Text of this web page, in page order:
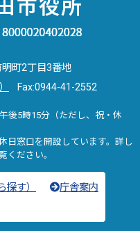
町2丁目3番地
Fax:0944-41-2552
後5時15分（ただし、祝・休
日窓口を開設しています。詳し
ください。
す）
庁舎案内